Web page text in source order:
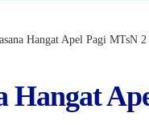
Hangat Apel Pagi MTsN 2
Hangat